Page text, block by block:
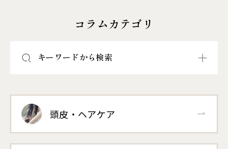
コラムカテゴリ
キーワードから検索
頭皮・ヘアケア